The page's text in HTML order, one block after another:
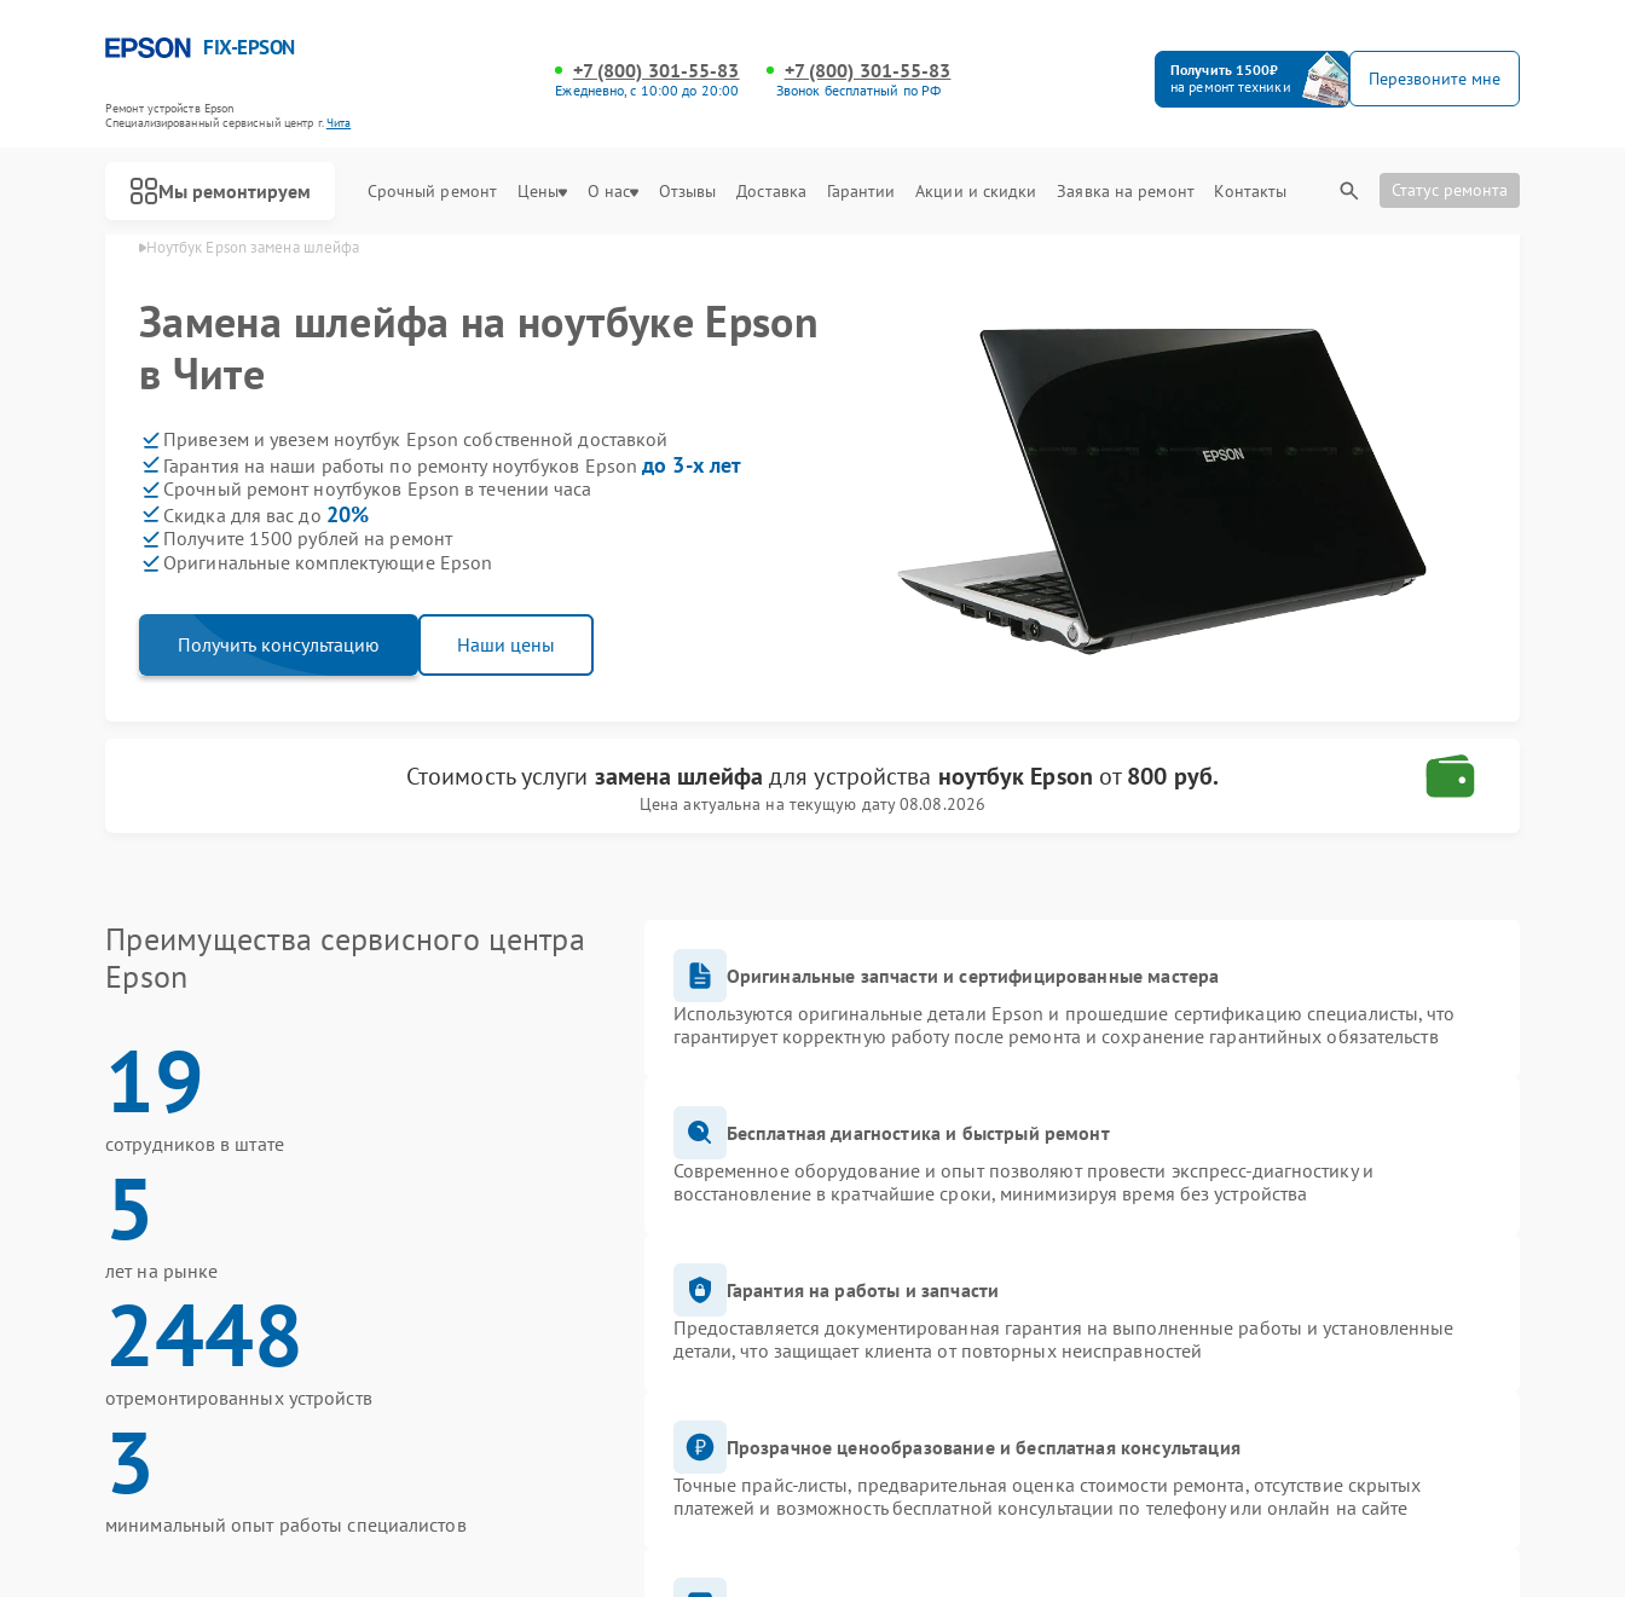
FIX-EPSON
Ремонт устройств Epson
Специализированный cервисный центр г.Чита
+7 (800) 301-55-83
Ежедневно, с 10:00 до 20:00
+7 (800) 301-55-83
Звонок бесплатный по РФ
Получить 1500₽
на ремонт техники
Перезвоните мне
Мы ремонтируем Срочный ремонт Цены О нас Отзывы Доставка Гарантии Акции и скидки Заявка на ремонт Контакты Статус ремонта
Ноутбук Epson замена шлейфа
Замена шлейфа на ноутбуке Epson
в Чите
Привезем и увезем ноутбук Epson собственной доставкой
Гарантия на наши работы по ремонту ноутбуков Epsonдо 3-х лет
Срочный ремонт ноутбуков Epson в течении часа
Скидка для вас до 20%
Получите 1500 рублей на ремонт
Оригинальные комплектующие Epson
Получить консультацию Наши цены
Стоимость услуги замена шлейфа для устройства ноутбук Epson от800 руб.
Цена актуальна на текущую дату 08.08.2026
Преимущества сервисного центра
Epson
19
сотрудников в штате
5
лет на рынке
2448
отремонтированных устройств
3
минимальный опыт работы специалистов
Оригинальные запчасти и сертифицированные мастера
Используются оригинальные детали Epson и прошедшие сертификацию специалисты, что
гарантирует корректную работу после ремонта и сохранение гарантийных обязательств
Бесплатная диагностика и быстрый ремонт
Современное оборудование и опыт позволяют провести экспресс-диагностику и
восстановление в кратчайшие сроки, минимизируя время без устройства
Гарантия на работы и запчасти
Предоставляется документированная гарантия на выполненные работы и установленные
детали, что защищает клиента от повторных неисправностей
Прозрачное ценообразование и бесплатная консультация
Точные прайс-листы, предварительная оценка стоимости ремонта, отсутствие скрытых
платежей и возможность бесплатной консультации по телефону или онлайн на сайте